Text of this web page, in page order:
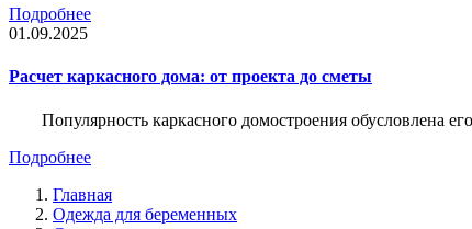
Подробнее
01.09.2025
Расчет каркасного дома: от проекта до сметы
Популярность каркасного домостроения обусловлена
Подробнее
Главная
Одежда для беременных